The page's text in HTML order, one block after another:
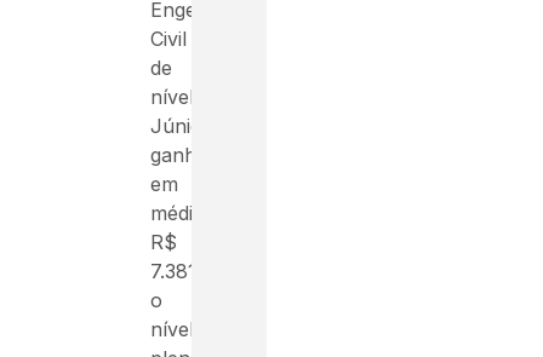
Engenheiro
Civil
de
nível
Júnior
ganha
em
média
R$
7.381,86,
o
nível